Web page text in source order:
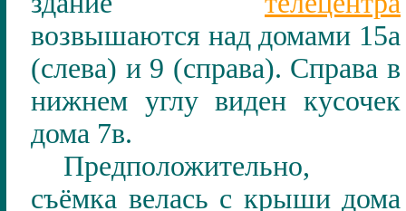
возвышаются над домами 15а
(слева) и 9 (справа). Справа в
нижнем углу виден кусочек
дома 7в.
Предположительно,
съёмка велась с крыши дома